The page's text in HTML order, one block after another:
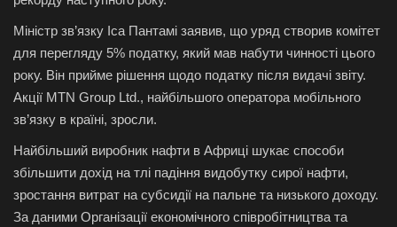
Міністр зв’язку Іса Пантамі заявив, що уряд створив комітет
для перегляду 5% податку, який мав набути чинності цього
року. Він прийме рішення щодо податку після видачі звіту.
Акції MTN Group Ltd., найбільшого оператора мобільного
зв’язку в країні, зросли.
Найбільший виробник нафти в Африці шукає способи
збільшити дохід на тлі падіння видобутку сирої нафти,
зростання витрат на субсидії на пальне та низького доходу.
За даними Організації економічного співробітництва та